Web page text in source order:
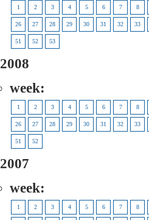
1 2 3 4 5 6 7 8
26 27 28 29 30 31 32 33
51 52 53
2008
week:
1 2 3 4 5 6 7 8
26 27 28 29 30 31 32 33
51 52
2007
week:
1 2 3 4 5 6 7 8